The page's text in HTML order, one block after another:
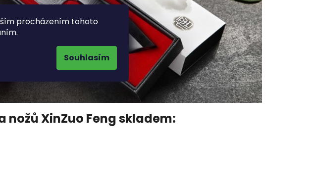
procházením tohoto
Souhlasím
nožů XinZuo Feng skladem: